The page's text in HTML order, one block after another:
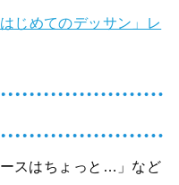
じめてのデッサン」レ
ースはちょっと…」など